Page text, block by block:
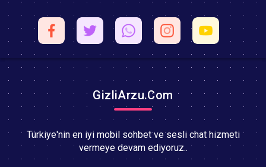
GizliArzu.Com
Türkiye'nin en iyi mobil sohbet ve sesli chat hizmeti
vermeye devam ediyoruz..